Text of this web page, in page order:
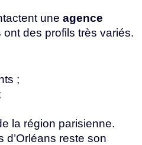
une agence
ont des profils très variés.
;
la région parisienne.
d’Orléans reste son